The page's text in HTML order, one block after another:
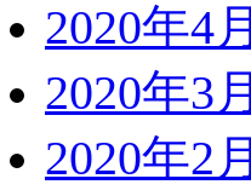
2020年4月
2020年3月
2020年2月